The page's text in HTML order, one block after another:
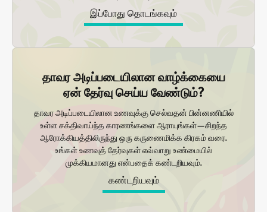
இப்போது தொடங்கவும்
தாவர அடிப்படையிலான வாழ்க்கையை
ஏன் தேர்வு செய்ய வேண்டும்?
தாவர அடிப்படையிலான உணவுக்கு செல்வதன் பின்னணியில்
உள்ள சக்திவாய்ந்த காரணங்களை ஆராயுங்கள்—சிறந்த
ஆரோக்கியத்திலிருந்து ஒரு கருணைமிக்க கிரகம் வரை.
உங்கள் உணவுத் தேர்வுகள் எவ்வாறு உண்மையில்
முக்கியமானது என்பதைக் கண்டறியவும்.
கண்டறியவும்